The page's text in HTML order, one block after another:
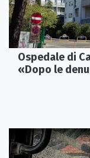
Ospedale di
«Dopo le